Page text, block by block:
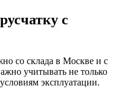
с
со склада в Москве и с
учитывать не только
эксплуатации.